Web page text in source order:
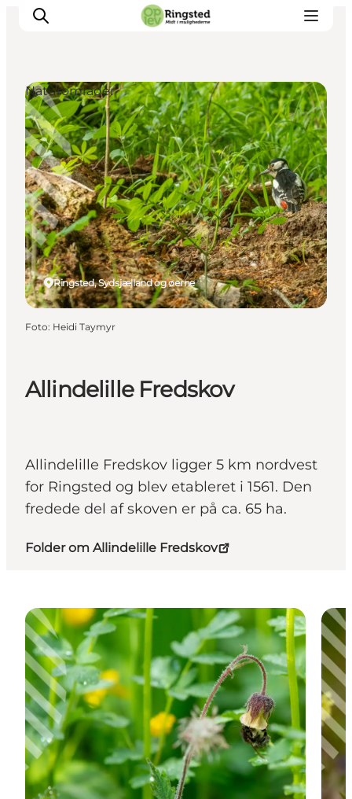
Mest for børn
Ophold
Ringsted Børnefestival
Ringsted Ældrefestival
Naturpark Ringsted
Allindelille Fredskov
Allindelille Fredskov ligger 5 km nordvest
for Ringsted og blev etableret i 1561. Den
fredede del af skoven er på ca. 65 ha.
Folder om Allindelille Fredskov
Ringsted, Sydsjælland og øerne
Naturområder
Foto: Heidi Taymyr